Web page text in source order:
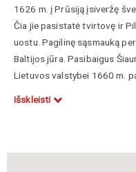
1626 m. į Prūsiją įsiveržę
Čia jie pasistatė tvirtovę ir
uostu. Pagilinę sąsmauką
Baltijos jūra. Pasibaigus
Lietuvos valstybei 1660 m.
Išskleisti